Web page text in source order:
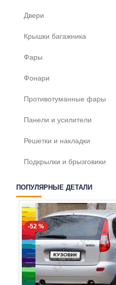
Двери
Крышки багажника
Фары
Фонари
Противотуманные фары
Панели и усилители
Решетки и накладки
Подкрылки и брызговики
ПОПУЛЯРНЫЕ ДЕТАЛИ
-52 %